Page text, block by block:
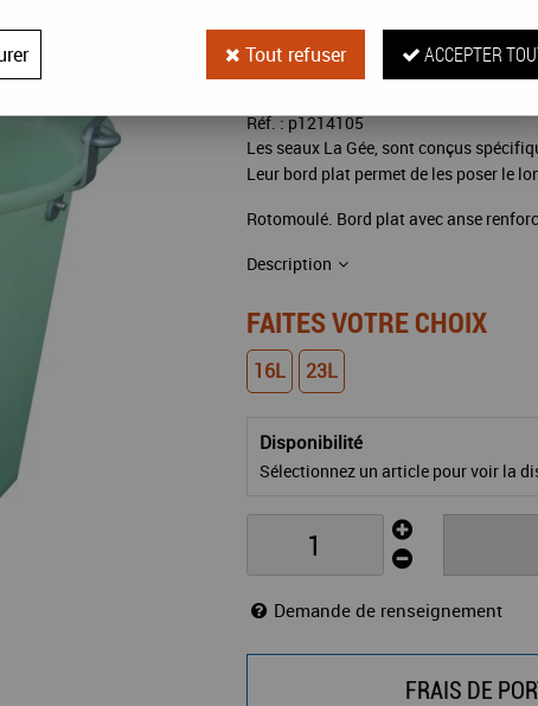
À partir de36,00€TTC
Réf. :p1214105
Les seaux La Gée, sont conçus
Leur bord plat permet de les poser le
Rotomoulé. Bord plat avec anse
Description
FAITES VOTRE CHOIX
16L 23L
Disponibilité
Sélectionnez un article pour voir la
Demande de renseignement
FRAIS DE
Tout refuser ACCEPTER